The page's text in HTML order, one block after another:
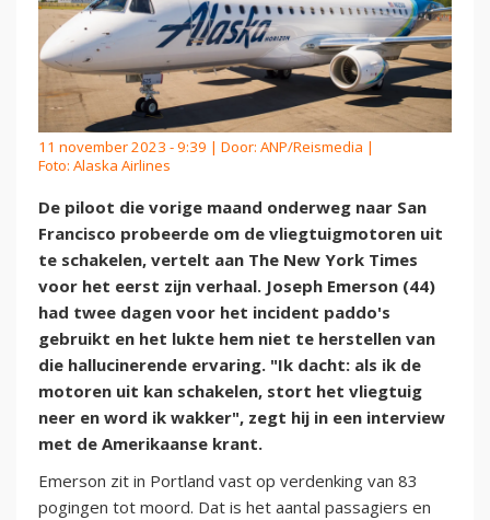
11 november 2023 - 9:39 | Door: ANP/Reismedia |
Foto: Alaska Airlines
De piloot die vorige maand onderweg naar San
Francisco probeerde om de vliegtuigmotoren uit
te schakelen, vertelt aan The New York Times
voor het eerst zijn verhaal. Joseph Emerson (44)
had twee dagen voor het incident paddo's
gebruikt en het lukte hem niet te herstellen van
die hallucinerende ervaring. "Ik dacht: als ik de
motoren uit kan schakelen, stort het vliegtuig
neer en word ik wakker", zegt hij in een interview
met de Amerikaanse krant.
Emerson zit in Portland vast op verdenking van 83
pogingen tot moord. Dat is het aantal passagiers en